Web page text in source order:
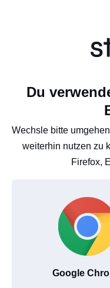
Du
Wechsle bitte
weiterhin nutzen zu
Firefox,
Google